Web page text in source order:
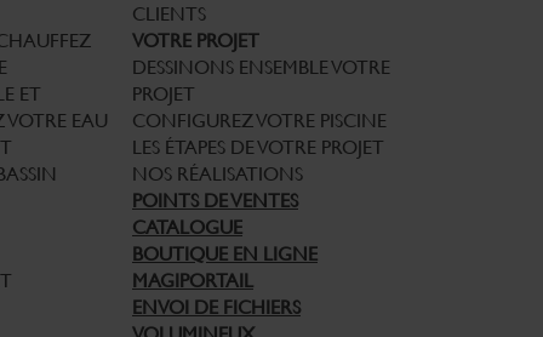
ET
VOTRE EAU
CLIENTS
VOTRE PROJET
DESSINONS ENSEMBLE VOTRE
PROJET
CONFIGUREZ VOTRE PISCINE
LES ÉTAPES DE VOTRE PROJET
NOS RÉALISATIONS
POINTS DE VENTES
CATALOGUE
BOUTIQUE EN LIGNE
MAGIPORTAIL
ENVOI DE FICHIERS